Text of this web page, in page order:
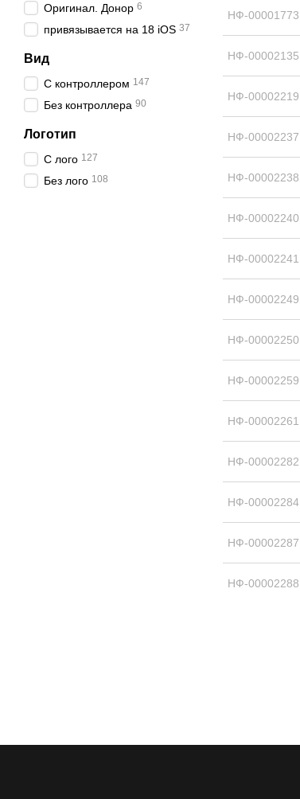
НФ-00001773
НФ-00002135
НФ-00002219
НФ-00002237
НФ-00002238
НФ-00002240
НФ-00002241
НФ-00002249
НФ-00002250
НФ-00002259
НФ-00002261
НФ-00002282
НФ-00002284
НФ-00002287
НФ-00002288
Оригинал. Донор 6
привязывается на 18 iOS 37
Вид
С контроллером 147
Без контроллера 90
Логотип
С лого 127
Без лого 108